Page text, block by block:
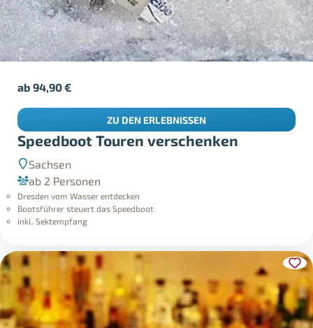
Speedboot Touren verschenken
Sachsen
ab 2 Personen
Dresden vom Wasser entdecken
Bootsführer steuert das Speedboot
inkl. Sektempfang
ab94,90€
ZU DEN ERLEBNISSEN